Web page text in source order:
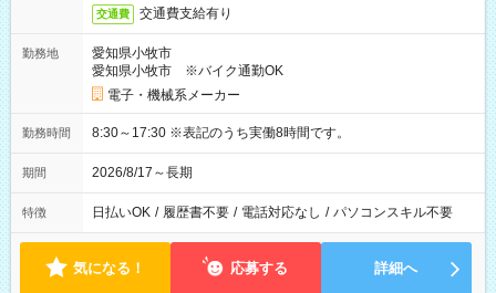
交通費 交通費支給有り
勤務地
愛知県小牧市
愛知県小牧市 ※バイク通勤OK
電子・機械系メーカー
勤務時間 8:30～17:30 ※表記のうち実働8時間です。
期間 2026/8/17～長期
特徴 日払いOK / 履歴書不要 / 電話対応なし / パソコンスキル不要
気になる！ 応募する 詳細へ